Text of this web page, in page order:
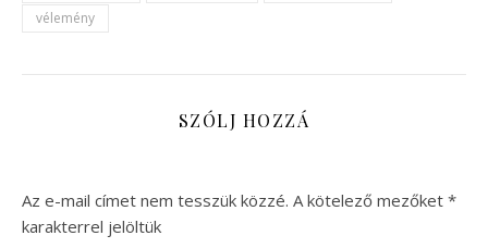
vélemény
SZÓLJ HOZZÁ
Az e-mail címet nem tesszük közzé. A kötelező mezőket *
karakterrel jelöltük